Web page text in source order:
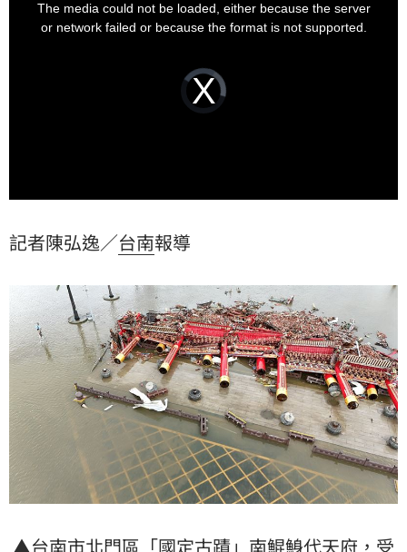
Video
Player
loading.
The media could not be loaded, either because the server
or network failed or because the format is not supported.
記者陳弘逸／台南報導
▲台南市北門區 「國定古蹟」 南鯤鯓代天府 ，受